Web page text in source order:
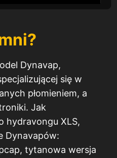
Dynavap,
się w
płomieniem, a
Jak
hydravongu XLS,
Dynavapów:
tytanowa wersja